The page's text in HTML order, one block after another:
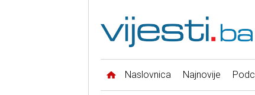
Naslovnica Najnovije